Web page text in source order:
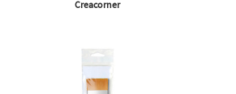
Creacorner